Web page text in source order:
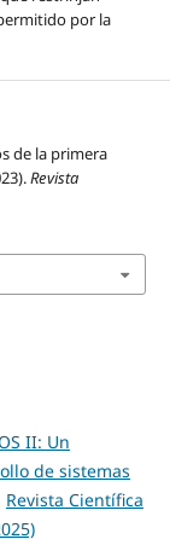
por la
de la primera
Revista
II: Un
de sistemas
Revista Científica